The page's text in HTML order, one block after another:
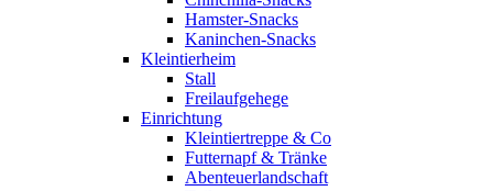
Hamster-Snacks
Kaninchen-Snacks
Kleintierheim
Stall
Freilaufgehege
Einrichtung
Kleintiertreppe & Co
Futternapf & Tränke
Abenteuerlandschaft